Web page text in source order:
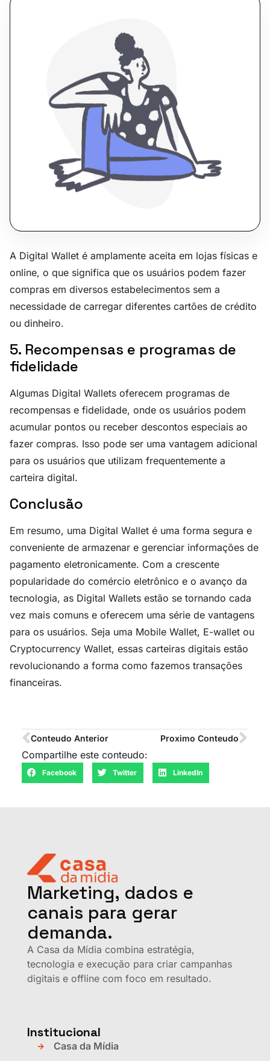
A Digital Wallet é amplamente aceita em lojas físicas e
online, o que significa que os usuários podem fazer
compras em diversos estabelecimentos sem a
necessidade de carregar diferentes cartões de crédito
ou dinheiro.
5. Recompensas e programas de
fidelidade
Algumas Digital Wallets oferecem programas de
recompensas e fidelidade, onde os usuários podem
acumular pontos ou receber descontos especiais ao
fazer compras. Isso pode ser uma vantagem adicional
para os usuários que utilizam frequentemente a
carteira digital.
Conclusão
Em resumo, uma Digital Wallet é uma forma segura e
conveniente de armazenar e gerenciar informações de
pagamento eletronicamente. Com a crescente
popularidade do comércio eletrônico e o avanço da
tecnologia, as Digital Wallets estão se tornando cada
vez mais comuns e oferecem uma série de vantagens
para os usuários. Seja uma Mobile Wallet, E-wallet ou
Cryptocurrency Wallet, essas carteiras digitais estão
revolucionando a forma como fazemos transações
financeiras.
Conteudo Anterior Proximo Conteudo
Compartilhe este conteudo:
Facebook Twitter LinkedIn
Marketing, dados e
canais para gerar
demanda.
A Casa da Mídia combina estratégia,
tecnologia e execução para criar campanhas
digitais e offline com foco em resultado.
Institucional
Casa da Mídia